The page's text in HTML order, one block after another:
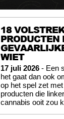
18
PRODUCTEN
WIET
17 juli 2026 - Een
het gaat dan ook
op het spel zet
producten die
cannabis ooit zou